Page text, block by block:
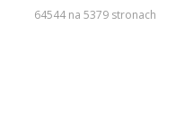
64544 na 5379 stronach